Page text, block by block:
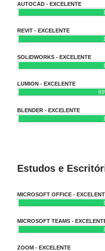
AUTOCAD - EXCELENTE
REVIT - EXCELENTE
SOLIDWORKS - EXCELENTE
LUMION - EXCELENTE
BLENDER - EXCELENTE
Estudos e
MICROSOFT OFFICE -
MICROSOFT TEAMS -
ZOOM - EXCELENTE